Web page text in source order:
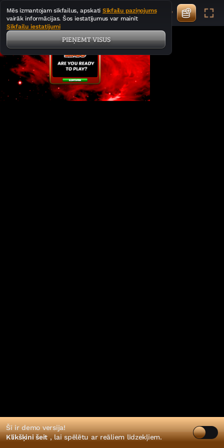
Šī ir demo versija!
Klikšķini šeit, lai spēlētu ar reāliem līdzekļiem.
Mēs izmantojam sīkfailus, apskati Sīkfailu paziņojums
vairāk informācijas. Šos iestatījumus var mainīt
Sīkfailu iestatījumi
PIEŅEMT VISUS